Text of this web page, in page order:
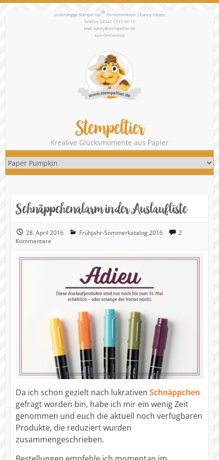
unabhängige Stampin‘ Up!® Demonstratorin | Danny Hikade
Telefon: 08341 / 715 66 72
Mail:danny@stempeltier.de
zumOnlineshop
Stempeltier
Kreative Glücksmomente aus Papier
Schnäppchenalarm in der Auslaufliste
28. April 2016 Frühjahr-Sommerkatalog 2016
2
Kommentare
Da ich schon gezielt nach lukrativen Schnäppchen
gefragt worden bin, habe ich mir ein wenig Zeit
genommen und euch die aktuell noch verfügbaren
Produkte, die reduziert wurden
zusammengeschrieben.